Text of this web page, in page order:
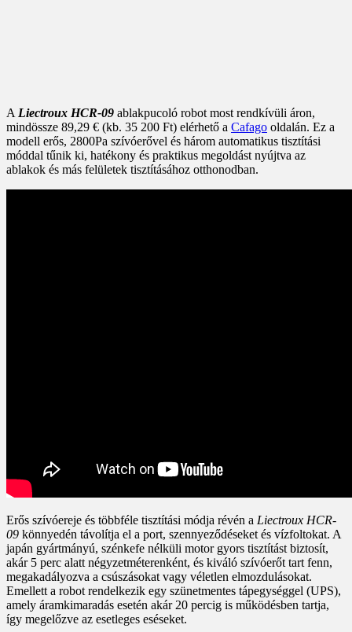
A Liectroux HCR-09 ablakpucoló robot most rendkívüli áron,
mindössze 89,29 € (kb. 35 200 Ft) elérhető a Cafago oldalán. Ez a
modell erős, 2800Pa szívóerővel és három automatikus tisztítási
móddal tűnik ki, hatékony és praktikus megoldást nyújtva az
ablakok és más felületek tisztításához otthonodban.
Erős szívóereje és többféle tisztítási módja révén a Liectroux HCR-
09 könnyedén távolítja el a port, szennyeződéseket és vízfoltokat. A
japán gyártmányú, szénkefe nélküli motor gyors tisztítást biztosít,
akár 5 perc alatt négyzetméterenként, és kiváló szívóerőt tart fenn,
megakadályozva a csúszásokat vagy véletlen elmozdulásokat.
Emellett a robot rendelkezik egy szünetmentes tápegységgel (UPS),
amely áramkimaradás esetén akár 20 percig is működésben tartja,
így megelőzve az esetleges eséseket.